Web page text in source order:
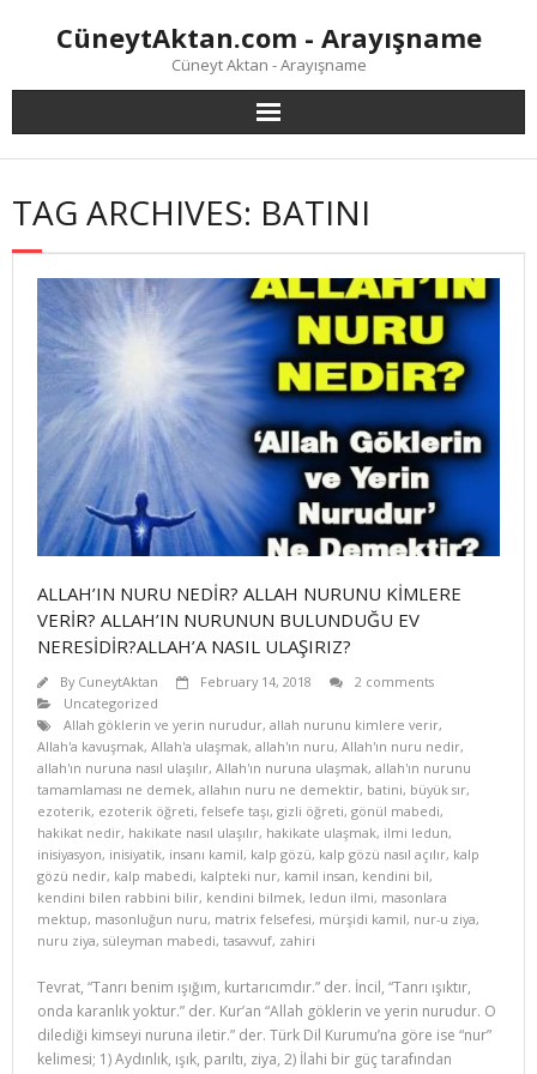
CüneytAktan.com - Arayışname
Cüneyt Aktan - Arayışname
TAG ARCHIVES: BATINI
ALLAH’IN NURU NEDİR? ALLAH NURUNU KİMLERE
VERİR? ALLAH’IN NURUNUN BULUNDUĞU EV
NERESİDİR?ALLAH’A NASIL ULAŞIRIZ?
By CuneytAktan February 14, 2018
2 comments
Uncategorized
Allah göklerin ve yerin nurudur, allah nurunu kimlere verir,
Allah'a kavuşmak, Allah'a ulaşmak, allah'ın nuru, Allah'ın nuru nedir,
allah'ın nuruna nasıl ulaşılır, Allah'ın nuruna ulaşmak, allah'ın nurunu
tamamlaması ne demek, allahın nuru ne demektir, batini, büyük sır,
ezoterik, ezoterik öğreti, felsefe taşı, gizli öğreti, gönül mabedi,
hakikat nedir, hakikate nasıl ulaşılır, hakikate ulaşmak, ilmi ledun,
inisiyasyon, inisiyatik, insanı kamil, kalp gözü, kalp gözü nasıl açılır, kalp
gözü nedir, kalp mabedi, kalpteki nur, kamil insan, kendini bil,
kendini bilen rabbini bilir, kendini bilmek, ledun ilmi, masonlara
mektup, masonluğun nuru, matrix felsefesi, mürşidi kamil, nur-u ziya,
nuru ziya, süleyman mabedi, tasavvuf, zahiri
Tevrat, “Tanrı benim ışığım, kurtarıcımdır.” der. İncil, “Tanrı ışıktır,
onda karanlık yoktur.” der. Kur’an “Allah göklerin ve yerin nurudur. O
dilediği kimseyi nuruna iletir.” der. Türk Dil Kurumu’na göre ise “nur”
kelimesi; 1) Aydınlık, ışık, parıltı, ziya, 2) İlahi bir güç tarafından